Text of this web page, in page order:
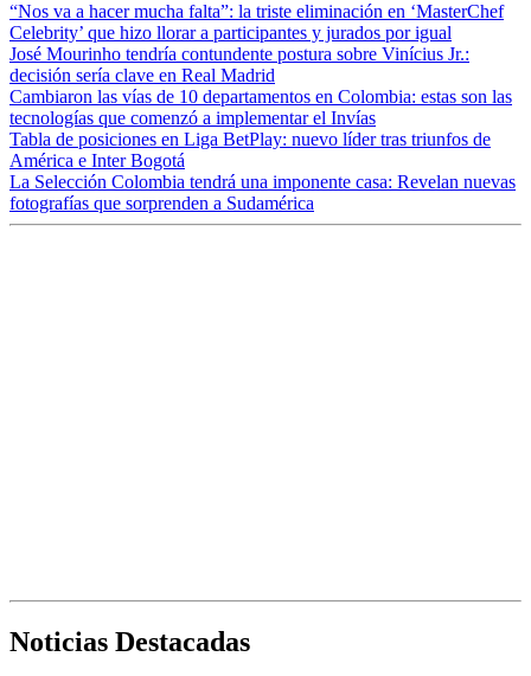
“Nos va a hacer mucha falta”: la triste eliminación en ‘MasterChef
Celebrity’ que hizo llorar a participantes y jurados por igual
José Mourinho tendría contundente postura sobre Vinícius Jr.:
decisión sería clave en Real Madrid
Cambiaron las vías de 10 departamentos en Colombia: estas son las
tecnologías que comenzó a implementar el Invías
Tabla de posiciones en Liga BetPlay: nuevo líder tras triunfos de
América e Inter Bogotá
La Selección Colombia tendrá una imponente casa: Revelan nuevas
fotografías que sorprenden a Sudamérica
Noticias Destacadas